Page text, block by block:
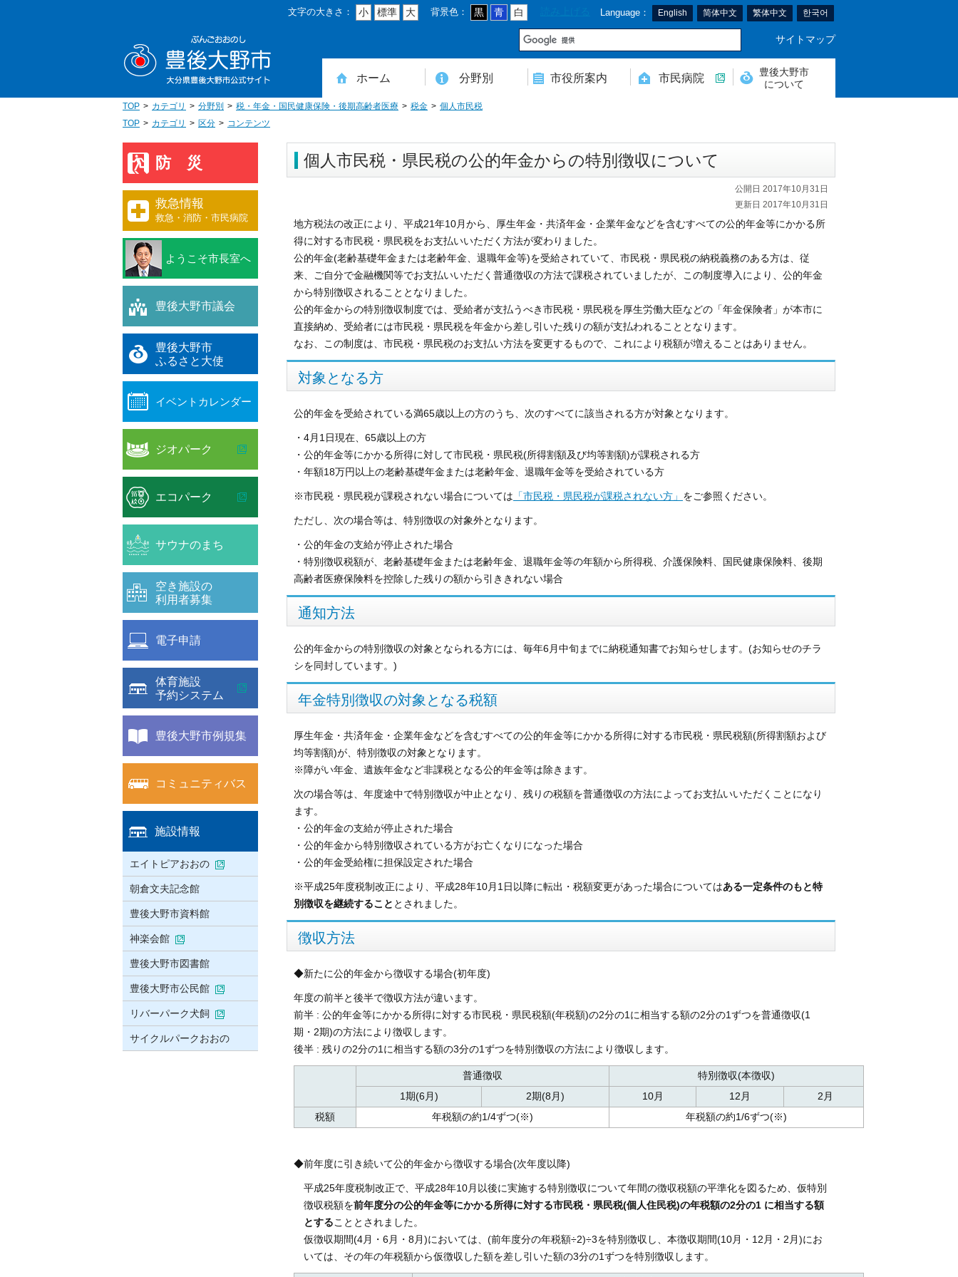
移
文字の大きさ： 小 標準 大 背景色： 黒 青 白 Language： English 简体中文 繁体中文 한국어
サイトマップ
ホーム 分野別
住民登録・戸籍・印鑑・マイナンバー
税・年金・国民健康保険・後期高齢者医療
教育・文化・スポーツ・人権・男女共同参画
健康・医療・介護・福祉・食育
消防・防災・安全・環境・ごみ・住宅・水道
商工・労働・消費者行政
入札・契約・工事・委託
農業・林業・農業委員会事務局
道路・都市計画・地籍・交通
議会・選管・監査
まちづくり・財政・管財・各種計画・人事・各支所・その他
市役所案内
本庁舎案内図
庁舎案内
行政組織
市民病院
豊後大野市
について
人口・世帯数・高齢者人口
豊後大野市の概要
豊後大野市の歴史
合併経過
市章・市民憲章・市花・市木等
豊後大野市友好交流協定
豊後大野市のすがた
豊後大野市の観光
豊後大野市の各種計画
ようこそ市長室へ
名誉市民
豊後大野市ふるさと大使
TOP カテゴリ 分野別 税・年金・国民健康保険・後期高齢者医療 税金
個人市民税
TOP
カテゴリ 区分 コンテンツ
個人市民税・県民税の公的年金からの特別徴収について
公開日 2017年10月31日
更新日 2017年10月31日
地方税法の改正により、平成21年10月から、厚生年金・共済年金・企業年金などを含むすべての公的年金等にかかる所
得に対する市民税・県民税をお支払いいただく方法が変わりました。
公的年金(老齢基礎年金または老齢年金、退職年金等)を受給されていて、市民税・県民税の納税義務のある方は、従
来、ご自分で金融機関等でお支払いいただく普通徴収の方法で課税されていましたが、この制度導入により、公的年金
から特別徴収されることとなりました。
公的年金からの特別徴収制度では、受給者が支払うべき市民税・県民税を厚生労働大臣などの「年金保険者」が本市に
直接納め、受給者には市民税・県民税を年金から差し引いた残りの額が支払われることとなります。
なお、この制度は、市民税・県民税のお支払い方法を変更するもので、これにより税額が増えることはありません。
対象となる方
公的年金を受給されている満65歳以上の方のうち、次のすべてに該当される方が対象となります。
・4月1日現在、65歳以上の方
・公的年金等にかかる所得に対して市民税・県民税(所得割額及び均等割額)が課税される方
・年額18万円以上の老齢基礎年金または老齢年金、退職年金等を受給されている方
※市民税・県民税が課税されない場合については 「市民税・県民税が課税されない方」 をご参照ください。
ただし、次の場合等は、特別徴収の対象外となります。
・公的年金の支給が停止された場合
・特別徴収税額が、老齢基礎年金または老齢年金、退職年金等の年額から所得税、介護保険料、国民健康保険料、後期
高齢者医療保険料を控除した残りの額から引ききれない場合
通知方法
公的年金からの特別徴収の対象となられる方には、毎年6月中旬までに納税通知書でお知らせします。(お知らせのチラ
シを同封しています。)
年金特別徴収の対象となる税額
厚生年金・共済年金・企業年金などを含むすべての公的年金等にかかる所得に対する市民税・県民税額(所得割額および
均等割額)が、特別徴収の対象となります。
※障がい年金、遺族年金など非課税となる公的年金等は除きます。
次の場合等は、年度途中で特別徴収が中止となり、残りの税額を普通徴収の方法によってお支払いいただくことになり
ます。
・公的年金の支給が停止された場合
・公的年金から特別徴収されている方がお亡くなりになった場合
・公的年金受給権に担保設定された場合
※平成25年度税制改正により、平成28年10月1日以降に転出・税額変更があった場合についてはある一定条件のもと特
別徴収を継続すること とされました。
徴収方法
◆新たに公的年金から徴収する場合(初年度)
年度の前半と後半で徴収方法が違います。
前半 : 公的年金等にかかる所得に対する市民税・県民税額(年税額)の2分の1に相当する額の2分の1ずつを普通徴収(1
期・2期)の方法により徴収します。
後半 : 残りの2分の1に相当する額の3分の1ずつを特別徴収の方法により徴収します。
普通徴収
特別徴収(本徴収)
1期(6月)
2期(8月) 10月 12月
2月
税額
年税額の約1/4ずつ(※) 年税額の約1/6ずつ(※)
◆前年度に引き続いて公的年金から徴収する場合(次年度以降)
平成25年度税制改正で、平成28年10月以後に実施する特別徴収について年間の徴収税額の平準化を図るため、仮特別
徴収税額を前年度分の公的年金等にかかる所得に対する市民税・県民税(個人住民税)の年税額の2分の1 に相当する額
とすることとされました。
仮徴収期間(4月・6月・8月)においては、(前年度分の年税額÷2)÷3を特別徴収し、本徴収期間(10月・12月・2月)にお
いては、その年の年税額から仮徴収した額を差し引いた額の3分の1ずつを特別徴収します。
防災
救急情報
救急・消防・市民病院
ようこそ市長室へ
豊後大野市議会
豊後大野市
ふるさと大使
イベントカレンダー
ジオパーク
エコパーク
サウナのまち
空き施設の
利用者募集
電子申請
体育施設
予約システム
豊後大野市例規集
コミュニティバス
施設情報
エイトピアおおの
朝倉文夫記念館
豊後大野市資料館
神楽会館
豊後大野市図書館
豊後大野市公民館
リバーパーク犬飼
サイクルパークおおの